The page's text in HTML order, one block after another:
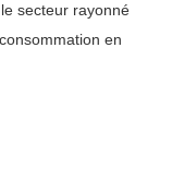
secteur rayonné
en